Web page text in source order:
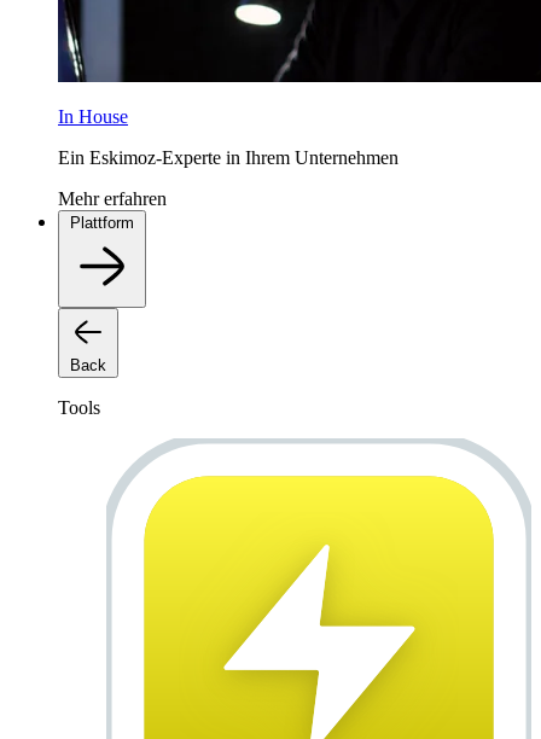
In House
Ein Eskimoz-Experte in Ihrem Unternehmen
Mehr erfahren
Plattform
Back
Tools